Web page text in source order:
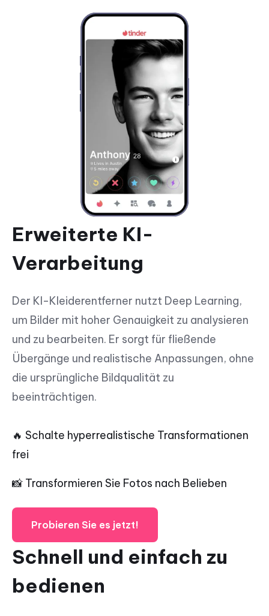
Erweiterte KI-
Verarbeitung
Der KI-Kleiderentferner nutzt Deep Learning,
um Bilder mit hoher Genauigkeit zu analysieren
und zu bearbeiten. Er sorgt für fließende
Übergänge und realistische Anpassungen, ohne
die ursprüngliche Bildqualität zu
beeinträchtigen.
🔥 Schalte hyperrealistische Transformationen
frei
📸 Transformieren Sie Fotos nach Belieben
Probieren Sie es jetzt!
Schnell und einfach zu
bedienen